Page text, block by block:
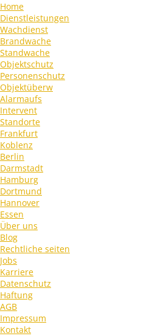
Home
Dienstleistungen
Wachdienst
Brandwache
Standwache
Objektschutz
Personenschutz
Objektüberw
Alarmaufs
Intervent
Standorte
Frankfurt
Koblenz
Berlin
Darmstadt
Hamburg
Dortmund
Hannover
Essen
Über uns
Blog
Rechtliche seiten
Jobs
Karriere
Datenschutz
Haftung
AGB
Impressum
Kontakt